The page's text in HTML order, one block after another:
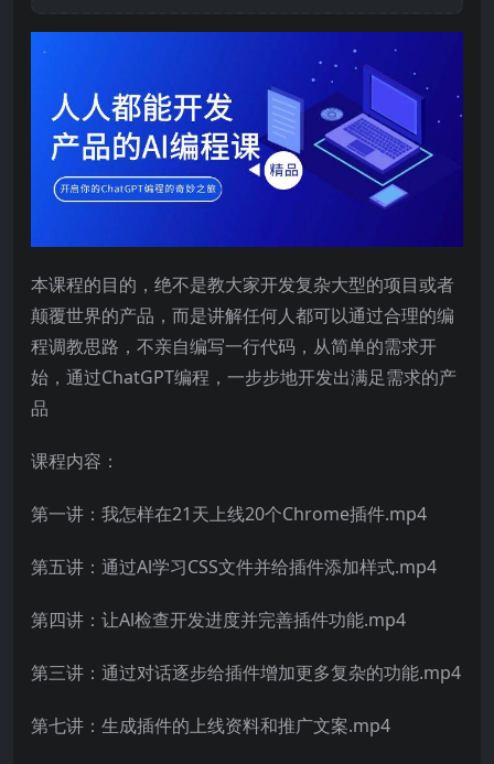
本课程的目的，绝不是教大家开发复杂大型的项目或者
颠覆世界的产品，而是讲解任何人都可以通过合理的编
程调教思路，不亲自编写一行代码，从简单的需求开
始，通过ChatGPT编程，一步步地开发出满足需求的产
品
课程内容：
第一讲：我怎样在21天上线20个Chrome插件.mp4
第五讲：通过Al学习CSS文件并给插件添加样式.mp4
第四讲：让Al检查开发进度并完善插件功能.mp4
第三讲：通过对话逐步给插件增加更多复杂的功能.mp4
第七讲：生成插件的上线资料和推广文案.mp4